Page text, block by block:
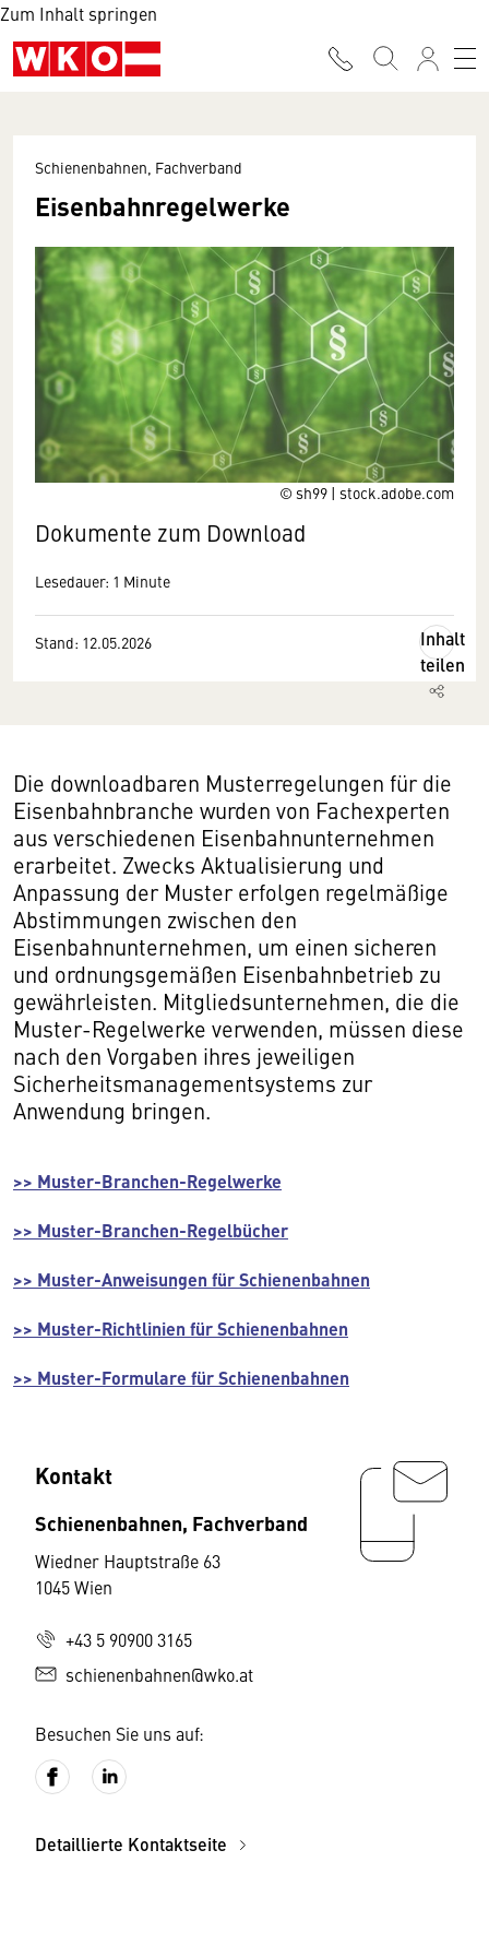
Zum Inhalt springen
© sh99 | stock.adobe.com
Schienenbahnen, Fachverband
Eisenbahnregelwerke
Dokumente zum Download
Lesedauer: 1 Minute
Stand: 12.05.2026
Inhalt
teilen
Die downloadbaren Musterregelungen für die
Eisenbahnbranche wurden von Fachexperten
aus verschiedenen Eisenbahnunternehmen
erarbeitet. Zwecks Aktualisierung und
Anpassung der Muster erfolgen regelmäßige
Abstimmungen zwischen den
Eisenbahnunternehmen, um einen sicheren
und ordnungsgemäßen Eisenbahnbetrieb zu
gewährleisten. Mitgliedsunternehmen, die die
Muster-Regelwerke verwenden, müssen diese
nach den Vorgaben ihres jeweiligen
Sicherheitsmanagementsystems zur
Anwendung bringen.
>> Muster-Branchen-Regelwerke
>> Muster-Branchen-Regelbücher
>> Muster-Anweisungen für Schienenbahnen
>> Muster-Richtlinien für Schienenbahnen
>> Muster-Formulare für Schienenbahnen
Kontakt
Schienenbahnen, Fachverband
Wiedner Hauptstraße 63
1045 Wien
+43 5 90900 3165
schienenbahnen@wko.at
Besuchen Sie uns auf:
Detaillierte Kontaktseite